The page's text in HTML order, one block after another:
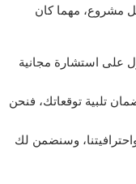
مشروع، مهما كان
على استشارة مجانية
تلبية توقعاتك، فنحن
وسنضمن لك